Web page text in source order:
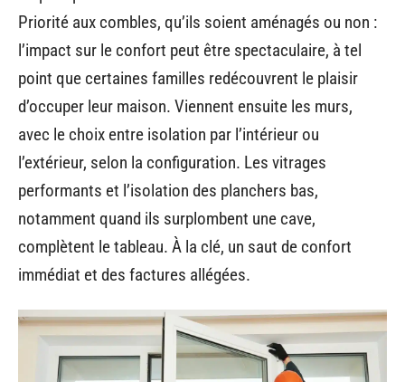
Priorité aux combles, qu’ils soient aménagés ou non :
l’impact sur le confort peut être spectaculaire, à tel
point que certaines familles redécouvrent le plaisir
d’occuper leur maison. Viennent ensuite les murs,
avec le choix entre isolation par l’intérieur ou
l’extérieur, selon la configuration. Les vitrages
performants et l’isolation des planchers bas,
notamment quand ils surplombent une cave,
complètent le tableau. À la clé, un saut de confort
immédiat et des factures allégées.